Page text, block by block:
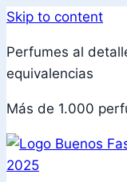
Skip to content
Perfumes al
equivalencias
Más de 1.000